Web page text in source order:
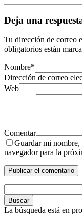
Deja una
Tu dirección de correo
obligatorios están
Nombre*
Dirección de correo
Web
Comentar
Guardar mi
navegador para la
Buscar
La búsqueda está en